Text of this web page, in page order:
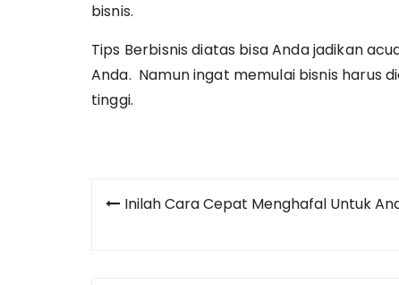
bisnis.
Tips Berbisnisdiatas bisa Anda jadikan
Anda. Namun ingat memulai bisnis harus
tinggi.
PostInilah Cara Cepat Menghafal Untuk